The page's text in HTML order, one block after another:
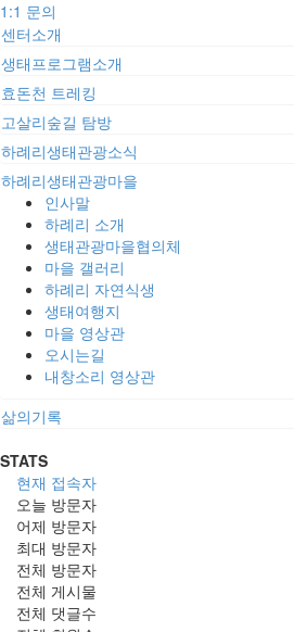
1:1 문의
센터소개
생태프로그램소개
효돈천 트레킹
고살리숲길 탐방
하례리생태관광소식
하례리생태관광마을
인사말
하례리 소개
생태관광마을협의체
마을 갤러리
하례리 자연식생
생태여행지
마을 영상관
오시는길
내창소리 영상관
삶의기록
STATS
현재 접속자
오늘 방문자
어제 방문자
최대 방문자
전체 방문자
전체 게시물
전체 댓글수